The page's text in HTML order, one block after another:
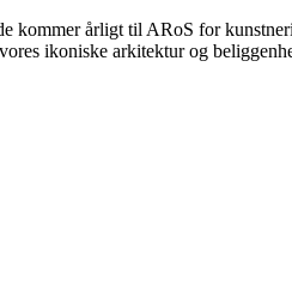
kommer årligt til ARoS for
ikoniske arkitektur og